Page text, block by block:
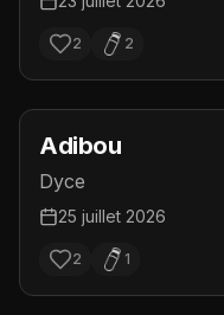
2 2
Adibou
Dyce
25 juillet 2026
2 1